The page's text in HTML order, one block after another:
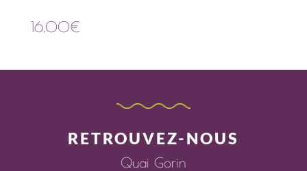
16,00€
RETROUVEZ-NOUS
Quai Gorin